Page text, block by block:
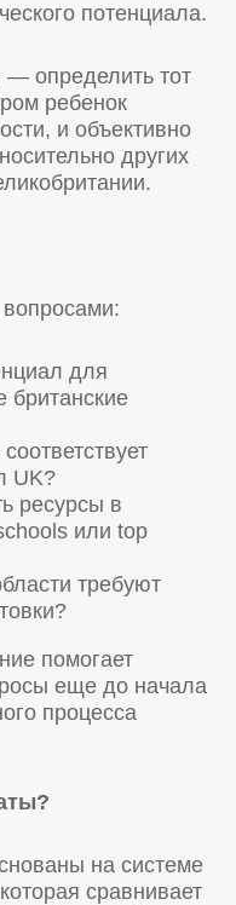
потенциала.
— определить тот
ребенок
и объективно
других
для
британские
UK?
ресурсы в
или top
требуют
помогает
еще до начала
процесса
на системе
сравнивает